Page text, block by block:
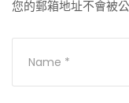
您的郵箱地址不會被